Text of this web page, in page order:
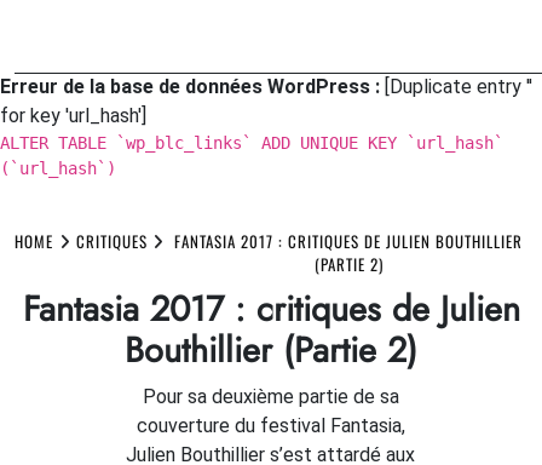
Erreur de la base de données WordPress : [Duplicate entry ''
for key 'url_hash']
ALTER TABLE `wp_blc_links` ADD UNIQUE KEY `url_hash`
(`url_hash`)
toHOME CRITIQUES
FANTASIA 2017 : CRITIQUES DE JULIEN BOUTHILLIER
(PARTIE 2)
Fantasia 2017 : critiques de Julien
Bouthillier (Partie 2)
Pour sa deuxième partie de sa
couverture du festival Fantasia,
Julien Bouthillier s’est attardé aux